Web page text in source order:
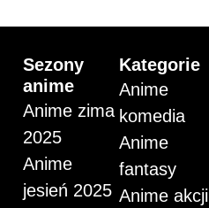
Sezony
anime
Anime zima
2025
Anime
jesień 2025
Kategorie
Anime
komedia
Anime
fantasy
Anime akcji